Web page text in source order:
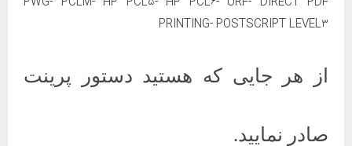
PRINTING- POSTSCRIPT LEVEL۳
از هر جایی که هستید دستور پرینت
صادر نمایید.